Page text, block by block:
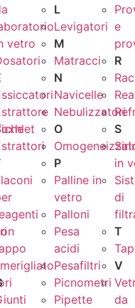
vetro
L
Levigatori
M
Matracci
N
Navicelle
Nebulizzatori
O
P
Palline in
vetro
Palloni
Pesa
acidi
Pesafiltri
Picnometri
Pipette
e
R
S
in
di
T
V
da